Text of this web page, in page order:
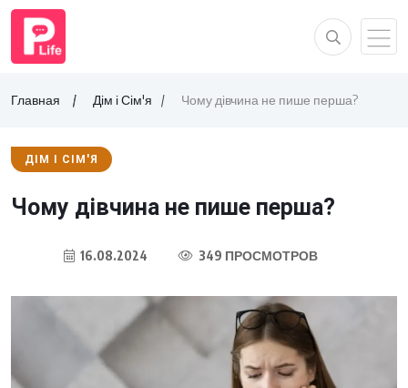
Главная Дім і Сім'я Чому дівчина не пише перша?
ДІМ І СІМ'Я
Чому дівчина не пише перша?
16.08.2024 349 ПРОСМОТРОВ